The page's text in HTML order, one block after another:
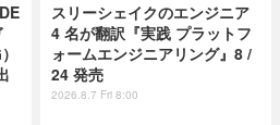
スリーシェイクのエンジニア
4 名が翻訳『実践 プラットフ
ォームエンジニアリング』8 /
24 発売
2026.8.7 Fri 8:00